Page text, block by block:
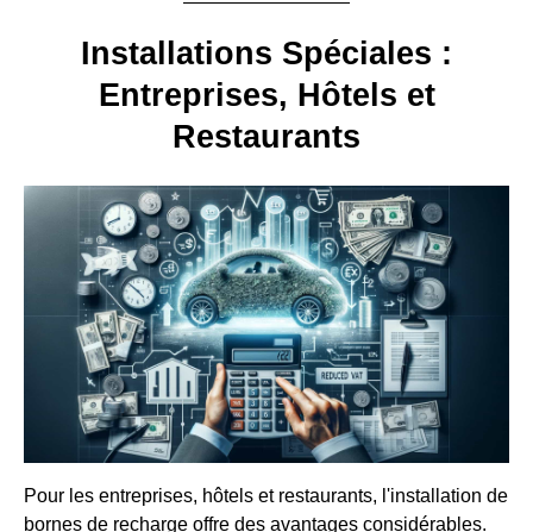
Installations Spéciales :
Entreprises, Hôtels et
Restaurants
Pour les entreprises, hôtels et restaurants, l'installation de
bornes de recharge offre des avantages considérables.